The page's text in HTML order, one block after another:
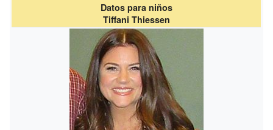
Datos para niños
Tiffani Thiessen